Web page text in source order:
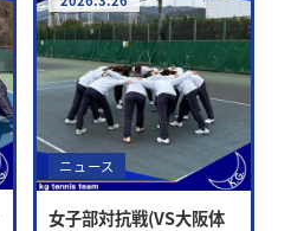
ニュース
女子部対抗戦(VS大阪体